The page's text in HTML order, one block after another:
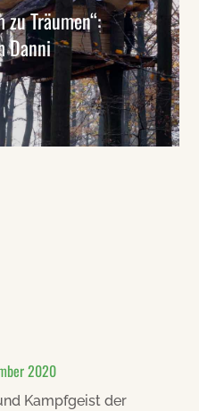
Träumen“:
Danni
2020
Kampfgeist der